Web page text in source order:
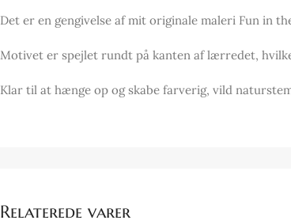
Det er en gengivelse af mit originale maleri Fun in
Motivet er spejlet rundt på kanten af lærredet,
Klar til at hænge op og skabe farverig, vild
Relaterede varer